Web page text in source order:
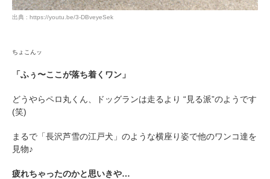
出典 : https://youtu.be/3-DBveyeSek
ちょこんッ
「ふぅ〜ここが落ち着くワン」
どうやらペロ丸くん、ドッグランは走るより “見る派”のようです
(笑)
まるで「長沢芦雪の江戸犬」のような横座り姿で他のワンコ達を
見物♪
疲れちゃったのかと思いきや…